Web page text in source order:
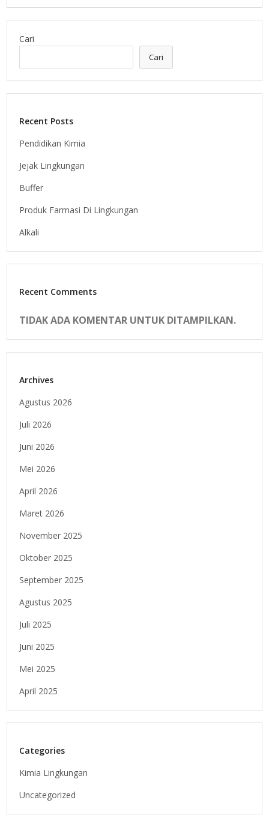
Cari
Cari
Recent Posts
Pendidikan Kimia
Jejak Lingkungan
Buffer
Produk Farmasi Di Lingkungan
Alkali
Recent Comments
TIDAK ADA KOMENTAR UNTUK DITAMPILKAN.
Archives
Agustus 2026
Juli 2026
Juni 2026
Mei 2026
April 2026
Maret 2026
November 2025
Oktober 2025
September 2025
Agustus 2025
Juli 2025
Juni 2025
Mei 2025
April 2025
Categories
Kimia Lingkungan
Uncategorized